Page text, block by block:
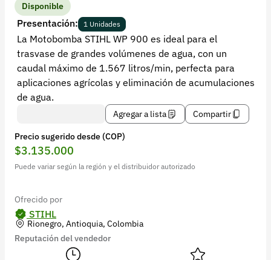
Disponible
Presentación: 1 Unidades
La Motobomba STIHL WP 900 es ideal para el
trasvase de grandes volúmenes de agua, con un
caudal máximo de 1.567 litros/min, perfecta para
aplicaciones agrícolas y eliminación de acumulaciones
de agua.
Agregar a lista Compartir
Precio sugerido desde (COP)
$3.135.000
Puede variar según la región y el distribuidor autorizado
Ofrecido por
STIHL
Rionegro, Antioquia, Colombia
Reputación del vendedor
Soporte
+57 323 2931928
contacto@croper.com
© 2026 Croper.com Todos los derechos reservados